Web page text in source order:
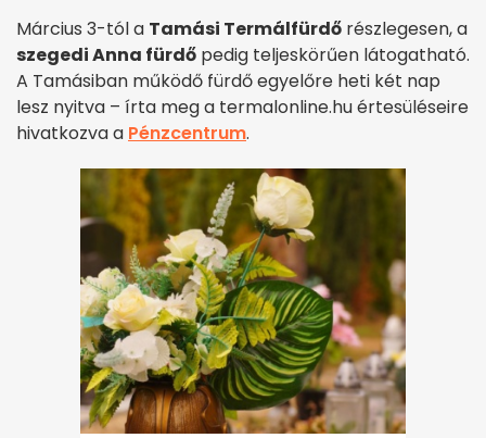
Március 3-tól a Tamási Termálfürdő részlegesen, a
szegedi Anna fürdő pedig teljeskörűen látogatható.
A Tamásiban működő fürdő egyelőre heti két nap
lesz nyitva – írta meg a termalonline.hu értesüléseire
hivatkozva a Pénzcentrum.